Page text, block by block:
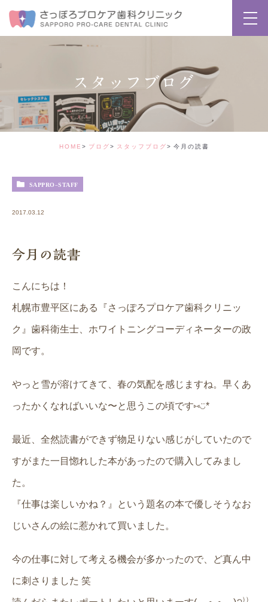
スタッフブログ
HOME ブログ スタッフブログ 今月の読書
SAPPRO-STAFF
2017.03.12
今月の読書
こんにちは！
札幌市豊平区にある『さっぽろプロケア歯科クリニッ
ク』歯科衛生士、ホワイトニングコーディネーターの政
岡です。
やっと雪が溶けてきて、春の気配を感じますね。早くあ
ったかくなればいいな〜と思うこの頃です⑅︎◡̈︎*
最近、全然読書ができず物足りない感じがしていたので
すがまた一目惚れした本があったので購入してみまし
た。
『仕事は楽しいかね？』という題名の本で優しそうなお
じいさんの絵に惹かれて買いました。
今の仕事に対して考える機会が多かったので、ど真ん中
に刺さりました 笑